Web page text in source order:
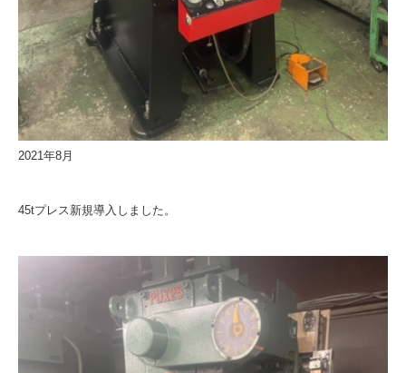
2021年8月
45tプレス新規導入しました。